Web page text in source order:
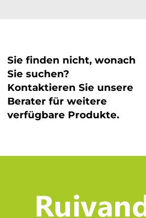
Sie finden nicht, wonach
Sie suchen?
Kontaktieren Sie unsere
Berater für weitere
verfügbare Produkte.